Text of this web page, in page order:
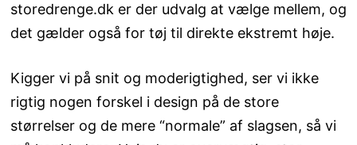
storedrenge.dk er der udvalg at vælge mellem, og
det gælder også for tøj til direkte ekstremt høje.
Kigger vi på snit og moderigtighed, ser vi ikke
rigtig nogen forskel i design på de store
størrelser og de mere “normale” af slagsen, så vi